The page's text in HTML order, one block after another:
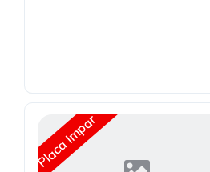
Placa Impar